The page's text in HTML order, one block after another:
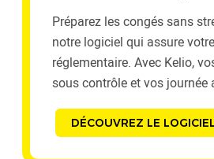
Préparez les congés sans
notre logiciel qui assure
réglementaire. Avec Kelio,
sous contrôle et vos journée
DÉCOUVREZ LE